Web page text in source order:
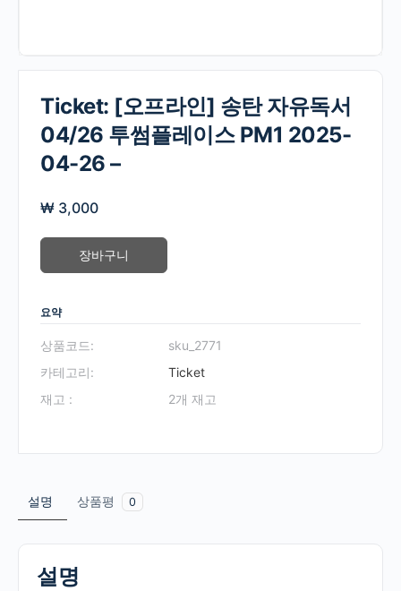
Ticket: [오프라인] 송탄 자유독서
04/26 투썸플레이스 PM1 2025-
04-26 –
₩ 3,000
장바구니
요약
상품코드:
sku_2771
카테고리:
Ticket
재고 :
2개 재고
설명 상품평 0
설명